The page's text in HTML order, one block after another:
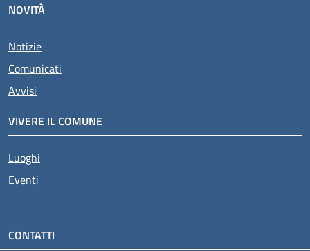
NOVITÀ
Notizie
Comunicati
Avvisi
VIVERE IL COMUNE
Luoghi
Eventi
CONTATTI